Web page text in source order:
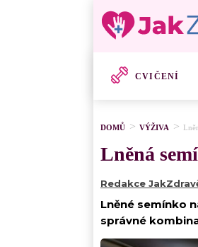
CVIČENÍ
DOMŮ VÝŽIVA
Lněná
Redakce
Lněné semínko
správné